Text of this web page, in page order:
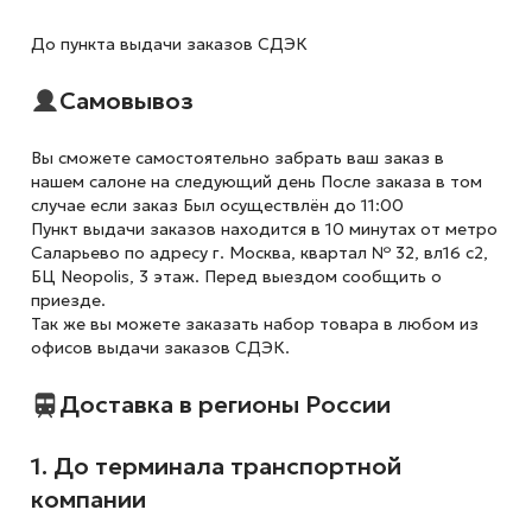
До пункта выдачи заказов СДЭК
Самовывоз
Вы сможете самостоятельно забрать ваш заказ в
нашем салоне на следующий день После заказа в том
случае если заказ Был осуществлён до 11:00
Пункт выдачи заказов находится в 10 минутах от метро
Саларьево по адресу г. Москва, квартал № 32, вл16 с2,
БЦ Neopolis, 3 этаж. Перед выездом сообщить о
приезде.
Так же вы можете заказать набор товара в любом из
офисов выдачи заказов СДЭК.
Доставка в регионы России
1. До терминала транспортной
компании